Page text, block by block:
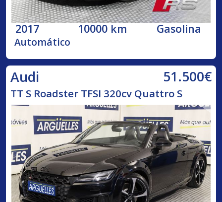
2017 10000 km Gasolina
Automático
Audi 51.500€
TT S Roadster TFSI 320cv Quattro S